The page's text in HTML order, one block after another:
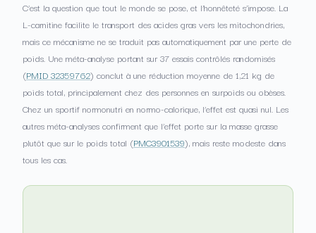
C’est la question que tout le monde se pose, et l’honnêteté s’impose. La
L-carnitine facilite le transport des acides gras vers les mitochondries,
mais ce mécanisme ne se traduit pas automatiquement par une perte de
poids. Une méta-analyse portant sur 37 essais contrôlés randomisés
(PMID 32359762) conclut à une réduction moyenne de 1,21 kg de
poids total, principalement chez des personnes en surpoids ou obèses.
Chez un sportif normonutri en normo-calorique, l’effet est quasi nul. Les
autres méta-analyses confirment que l’effet porte sur la masse grasse
plutôt que sur le poids total (PMC3901539), mais reste modeste dans
tous les cas.